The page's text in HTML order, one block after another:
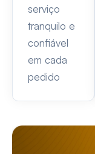
serviço
tranquilo e
confiável
em cada
pedido